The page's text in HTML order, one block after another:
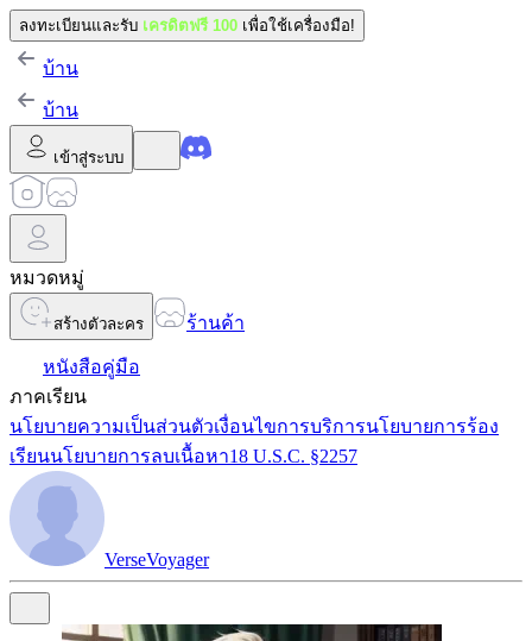
ลงทะเบียนและรับ เครดิตฟรี 100 เพื่อใช้เครื่องมือ!
บ้าน
บ้าน
เข้าสู่ระบบ
หมวดหมู่
สร้างตัวละคร ร้านค้า
หนังสือคู่มือ
ภาคเรียน
นโยบายความเป็นส่วนตัวเงื่อนไขการบริการนโยบายการร้อง
เรียนนโยบายการลบเนื้อหา18 U.S.C. §2257
VerseVoyager